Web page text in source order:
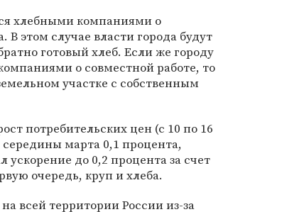
хлебными компаниями о
этом случае власти города будут
готовый хлеб. Если же городу
о совместной работе, то
участке с собственным
потребительских цен (с 10 по 16
марта 0,1 процента,
до 0,2 процента за счет
очередь, круп и хлеба.
всей территории России из-за